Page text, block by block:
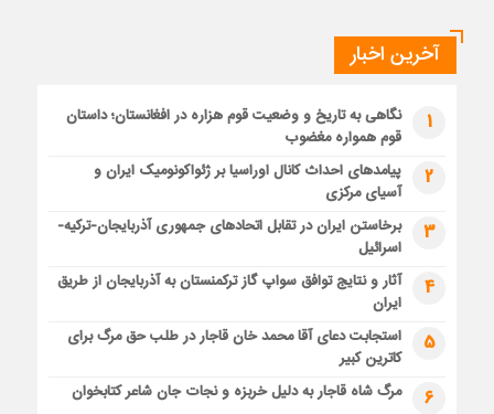
آخرین اخبار
1
نگاهی به تاریخ و وضعیت قوم هزاره در افغانستان؛ داستان
قوم همواره مغضوب
2
پیامدهای احداث کانال اوراسیا بر ژئواکونومیک ایران و
آسیای مرکزی
3
برخاستن ایران در تقابل اتحادهای جمهوری آذربایجان-ترکیه-
اسرائیل
4
آثار و نتایج توافق سواپ گاز ترکمنستان به آذربایجان از طریق
ایران
5
استجابت دعای آقا محمد خان قاجار در طلب حق مرگ برای
کاترین کبیر
6 مرگ شاه قاجار به دلیل خربزه و نجات جان شاعر کتابخوان